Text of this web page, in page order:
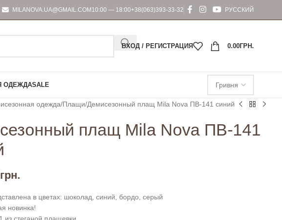
MILANOVA.UA@GMAIL.COM 10:00 — 18:00+38(063)393-33-32 РУССКИЙ
ВХОД / РЕГИСТРАЦИЯ 0.00ГРН.
ОДЕЖДАSALE
одежда Плащи Демисезонный плащ Mila Nova ПВ-141 синий
плащ Mila Nova ПВ-141
грн.
в цветах: шоколад, синий, бордо, серый
новинка!